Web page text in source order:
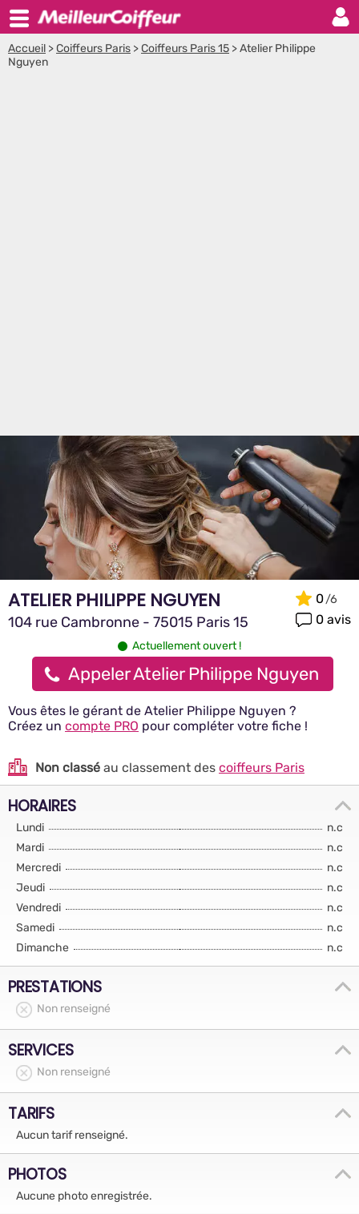
Accueil >Coiffeurs Paris >Coiffeurs Paris 15 >Atelier Philippe
Nguyen
ATELIER PHILIPPE NGUYEN
104 rue Cambronne - 75015 Paris 15
0
0 avis
Actuellement ouvert !
Appeler Atelier Philippe Nguyen
Vous êtes le gérant de Atelier Philippe Nguyen ?
Créez un compte PRO pour compléter votre fiche !
Non classé au classement des coiffeurs Paris
HORAIRES
Lundi
n.c
Mardi
n.c
Mercredi
n.c
Jeudi
n.c
Vendredi
n.c
Samedi
n.c
Dimanche
n.c
PRESTATIONS
Non renseigné
SERVICES
Non renseigné
TARIFS
Aucun tarif renseigné.
PHOTOS
Aucune photo enregistrée.